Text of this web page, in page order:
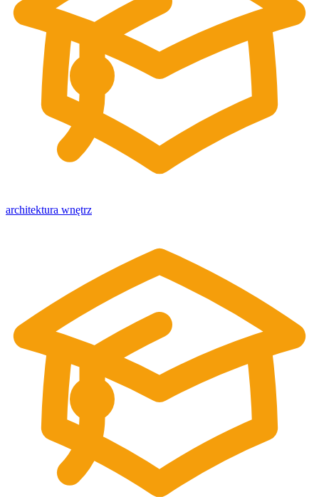
architektura wnętrz